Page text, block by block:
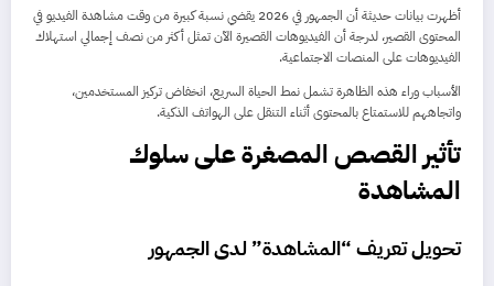
أظهرت بيانات حديثة أن الجمهور في 2026 يقضي نسبة كبيرة من وقت مشاهدة الفيديو في
المحتوى القصير، لدرجة أن الفيديوهات القصيرة الآن تمثل أكثر من نصف إجمالي استهلاك
الفيديوهات على المنصات الاجتماعية.
الأسباب وراء هذه الظاهرة تشمل نمط الحياة السريع، انخفاض تركيز المستخدمين،
واتجاههم للاستمتاع بالمحتوى أثناء التنقل على الهواتف الذكية.
تأثير القصص المصغرة على سلوك
المشاهدة
تحويل تعريف “المشاهدة” لدى الجمهور